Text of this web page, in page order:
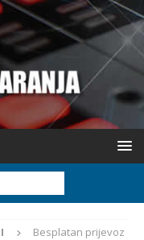
Besplatan prijevoz